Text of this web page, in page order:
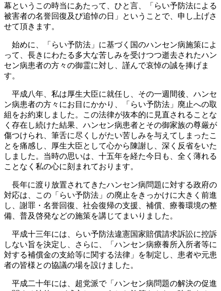
幕というこの時当にあたって、ひと言、「らい予防法による
被害者の名誉回復及び追悼の日」ということで、申し上げさ
せて頂きます。
始めに、「らい予防法」に基づく国のハンセン病施策によ
って、長きにわたる多大な苦しみを受けつつ逝去されたハン
セン病患者の方々の御霊に対し、謹んで哀悼の誠を捧げま
す。
平成八年、私は厚生大臣に就任し、その一週間後、ハンセ
ン病患者の方々にお目にかかり、「らい予防法」廃止への取
組をお約束しました。この法律が抜本的に見直されることな
く存在し続けた結果、ハンセン病患者とその御家族の尊厳が
傷つけられ、筆舌に尽くしがたい苦しみを与えてしまったこ
とを痛感し、厚生大臣として心から陳謝し、深く反省をいた
しました。当時の思いは、十五年を経た今日も、全く薄れる
ことなく私の心に刻まれております。
長年に渡り放置されてきたハンセン病問題に対する政府の
対応は、この「らい予防法」の廃止をきっかけに大きく前進
し、謝罪・名誉回復、社会復帰の支援、補償、療養環境の整
備、普及啓発などの施策を講じてまいりました。
平成十三年には、らい予防法違憲国家賠償請求訴訟に控訴
しない旨を決定し、さらに、「ハンセン病療養所入所者等に
対する補償金の支給等に関する法律」を制定し、患者や元患
者の皆様との協議の場を設けました。
平成二十年には、超党派で「ハンセン病問題の解決の促進